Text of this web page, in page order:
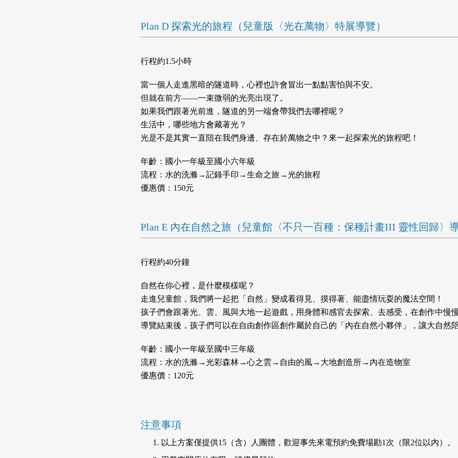
Plan D 探索光的旅程（兒童版〈光在萬物〉特展導覽）
行程約1.5小時
當一個人走進黑暗的隧道時，心裡也許會冒出一點點害怕與不安。
但就在前方——一束微弱的光亮出現了。
如果我們跟著光前進，隧道的另一端會帶我們去哪裡呢？
生活中，哪些地方會藏著光？
光是不是其實一直陪在我們身邊、存在於萬物之中？來一起探索光的旅程吧！
年齡：國小一年級至國小六年級
流程：水的洗滌→記錄手印→生命之旅→光的旅程
優惠價：150元
Plan E 內在自然之旅（兒童館〈不只一百種：保種計畫III 靈性回歸〉
行程約40分鐘
自然在你心裡，是什麼模樣呢？
走進兒童館，我們將一起把「自然」變成看得見、摸得著、能盡情玩耍的魔法空間！
孩子們會跟著光、雲、風與大地一起遊戲，用身體和感官去探索、去感受，在創作中慢
導覽結束後，孩子們可以在自由創作區創作屬於自己的「內在自然小夥伴」，讓大自然
年齡：國小一年級至國中三年級
流程：水的洗滌→光彩森林→心之雲→自由的風→大地創造所→內在造物室
優惠價：120元
注意事項
以上方案僅提供15（含）人團體，歡迎事先來電預約免費場勘1次（限2位以內）。